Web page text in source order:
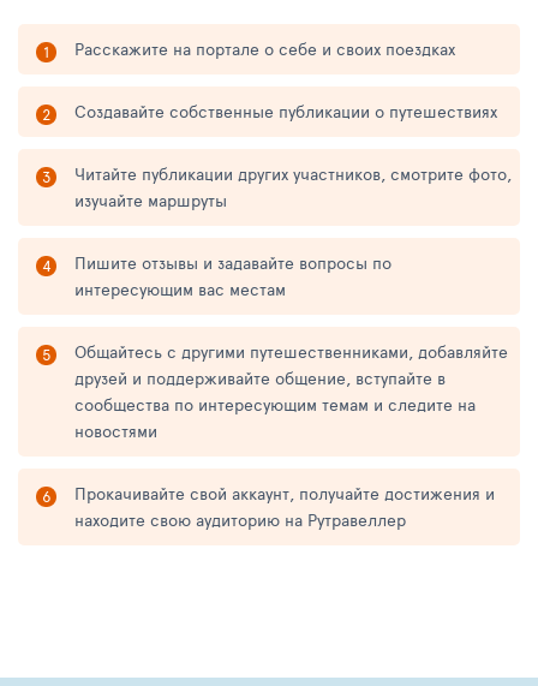
Расскажите на портале о себе и своих поездках
Создавайте собственные публикации о путешествиях
Читайте публикации других участников, смотрите фото,
изучайте маршруты
Пишите отзывы и задавайте вопросы по
интересующим вас местам
Общайтесь с другими путешественниками, добавляйте
друзей и поддерживайте общение, вступайте в
сообщества по интересующим темам и следите на
новостями
Прокачивайте свой аккаунт, получайте достижения и
находите свою аудиторию на Рутравеллер